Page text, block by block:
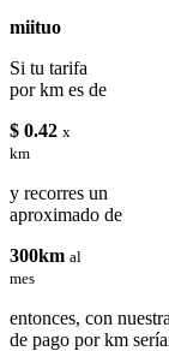
miituo
Si tu tarifa
por km es de
$ 0.42 x
km
y recorres un
aproximado de
300km al
mes
entonces, con
de pago por km